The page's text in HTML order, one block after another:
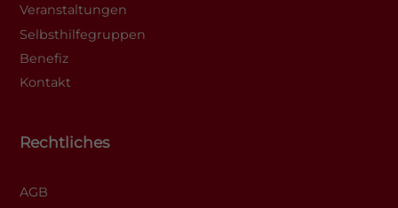
Veranstaltungen
Selbsthilfegruppen
Benefiz
Kontakt
Rechtliches
AGB